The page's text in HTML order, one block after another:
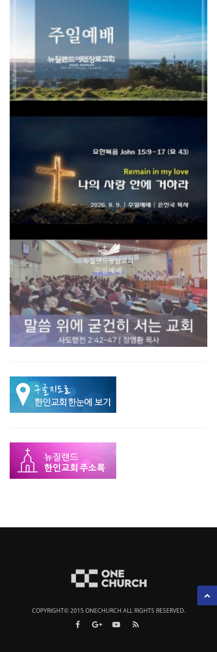
COPYRIGHT© 2015 ONECHURCH ALL RIGHTS RESERVED.